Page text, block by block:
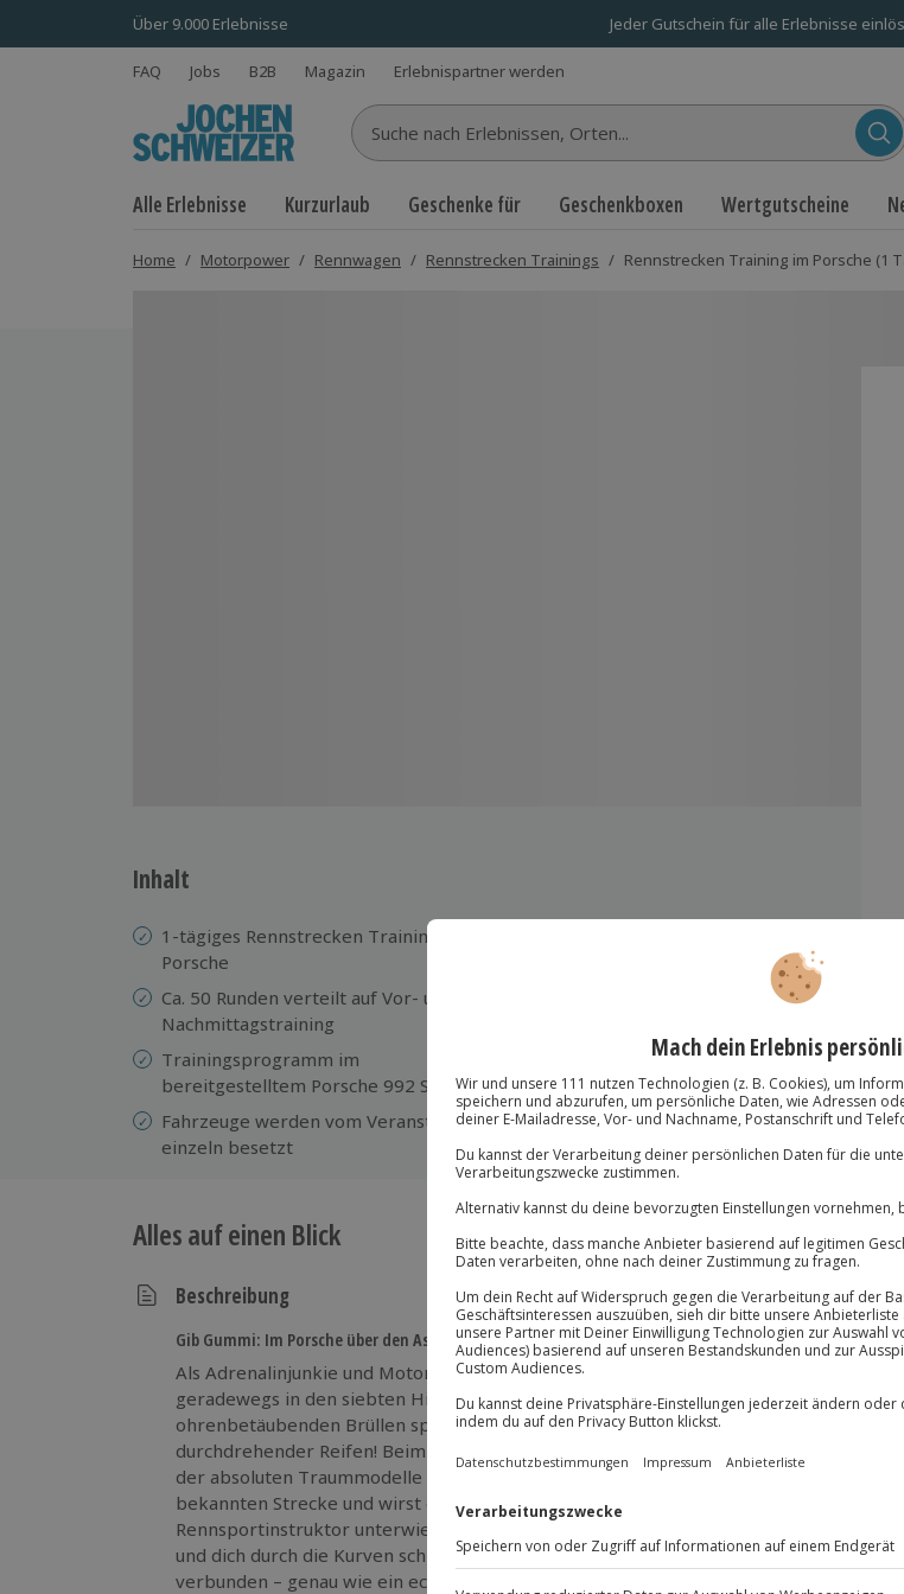
Über 9.000 Erlebnisse Jeder Gutschein für alle Erlebnisse
FAQ Jobs B2B Magazin Erlebnispartner werden
Suche nach Erlebnissen...
Alle Erlebnisse Kurzurlaub Geschenke für Geschenkboxen Wertgutscheine
Home / Motorpower / Rennwagen / Rennstrecken Trainings / Rennstrecken Training im Porsche (1
Inhalt
1-tägiges Rennstrecken Training im
Porsche
Ca. 50 Runden verteilt auf Vor- und
Nachmittagstraining
Trainingsprogramm im
bereitgestelltem Porsche 992 Sport
Fahrzeuge werden vom Veranstalter
einzeln besetzt
Snacks und Getränke
Endreinigung
Alles auf einen Blick
Beschreibung
Gib Gummi: Im Porsche über den Asphalt heizen!
Als Adrenalinjunkie und Motorsportfan wirst du bei diesem Event
geradewegs in den siebten Himmel eintreten – und zwar unter dem
ohrenbetäubenden Brüllen sprithungriger Motoren und dem Quietschen
durchdrehender Reifen! Beim Rennstrecken Training drehst du in einem
der absoluten Traummodelle von Porsche etwa 50 Runden auf einer
bekannten Strecke und wirst dabei von einem namhaften DMSB-
Rennsportinstruktor unterwiesen. Während du die Ideallinie entlangwetzt
und dich durch die Kurven schlängelst, bist du per Funk mit deinem Coach
verbunden – genau wie ein echter Rennfahrer!